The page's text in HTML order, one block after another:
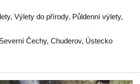
Výlety do přírody, Půldenní výlety,
Severní Čechy, Chuderov, Ústecko